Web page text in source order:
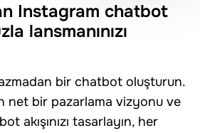
Instagram chatbot
lansmanınızı
bir chatbot oluşturun.
net bir pazarlama vizyonu ve
akışınızı tasarlayın, her